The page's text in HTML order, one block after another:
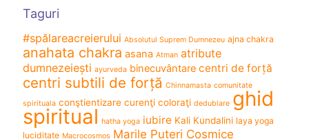
Taguri
#spălareacreierului Absolutul Suprem Dumnezeu ajna chakra
anahata chakra asana Atman atribute
dumnezeiești ayurveda binecuvântare centri de forță
centri subtili de forță Chinnamasta comunitate
spirituala conştientizare curenţi coloraţi dedublare ghid
spiritual hatha yoga iubire Kali Kundalini laya yoga
luciditate Macrocosmos Marile Puteri Cosmice